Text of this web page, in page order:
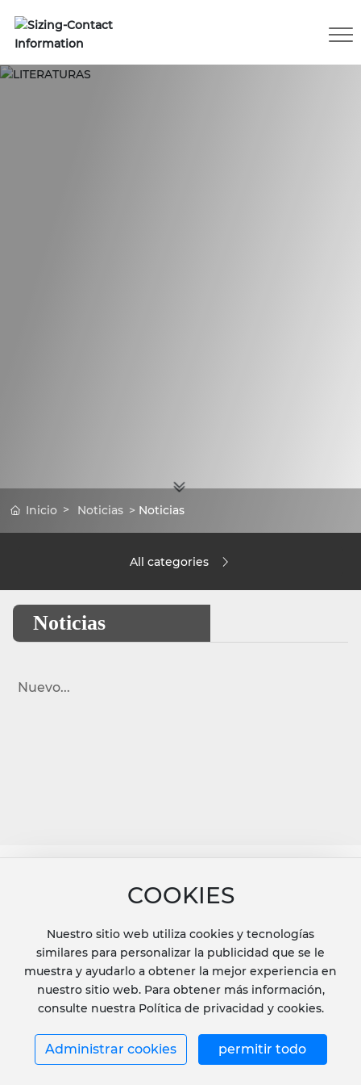
Inicio Noticias Noticias
All categories
Noticias
Nuevo...
Teléfono: 86-27-8265-3636
COOKIES
Nuestro sitio web utiliza cookies y tecnologías
similares para personalizar la publicidad que se le
muestra y ayudarlo a obtener la mejor experiencia en
nuestro sitio web. Para obtener más información,
consulte nuestra Política de privacidad y cookies.
Administrar cookies permitir todo